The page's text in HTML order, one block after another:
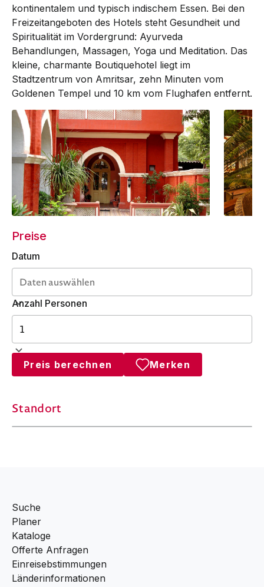
kontinentalem und typisch indischem Essen. Bei den
Freizeit­an­ge­boten des Hotels steht Gesundheit und
Spiritualität im Vorder­grund: Ay­ur­veda
Be­­hand­­lungen, Massa­gen, Yoga und Medi­ta­tion. Das
kleine, charmante Boutique­hotel liegt im
Stadt­zentrum von Amritsar, zehn Minuten vom
Goldenen Tem­pel und 10 km vom Flug­­hafen entfernt.
Preise
Datum
Anzahl Personen
Preis berechnen Merken
Standort
Suche
Planer
Kataloge
Offerte Anfragen
Einreisebstimmungen
Länderinformationen